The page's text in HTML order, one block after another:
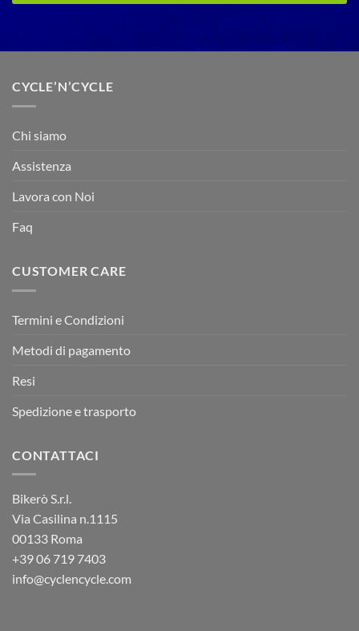
CYCLE’N’CYCLE
Chi siamo
Assistenza
Lavora con Noi
Faq
CUSTOMER CARE
Termini e Condizioni
Metodi di pagamento
Resi
Spedizione e trasporto
CONTATTACI
Bikerò S.r.l.
Via Casilina n.1115
00133 Roma
+3906 719 7403
info@cyclencycle.com